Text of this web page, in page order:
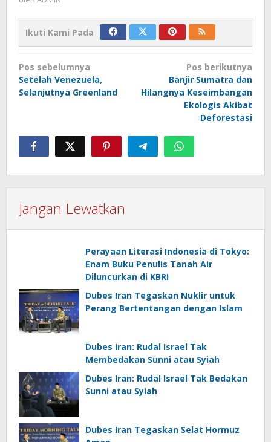
Ikuti Kami Pada
Navigasi
pos
Pos sebelumnya
Setelah Venezuela,
Selanjutnya Greenland
Pos berikutnya
Banjir Sumatra dan
Hilangnya Keseimbangan
Ekologis Akibat
Deforestasi
Jangan Lewatkan
Perayaan Literasi Indonesia di Tokyo:
Enam Buku Penulis Tanah Air
Diluncurkan di KBRI
Dubes Iran Tegaskan Nuklir untuk
Perang Bertentangan dengan Islam
Dubes Iran: Rudal Israel Tak
Membedakan Sunni atau Syiah
Dubes Iran: Rudal Israel Tak Bedakan
Sunni atau Syiah
Dubes Iran Tegaskan Selat Hormuz